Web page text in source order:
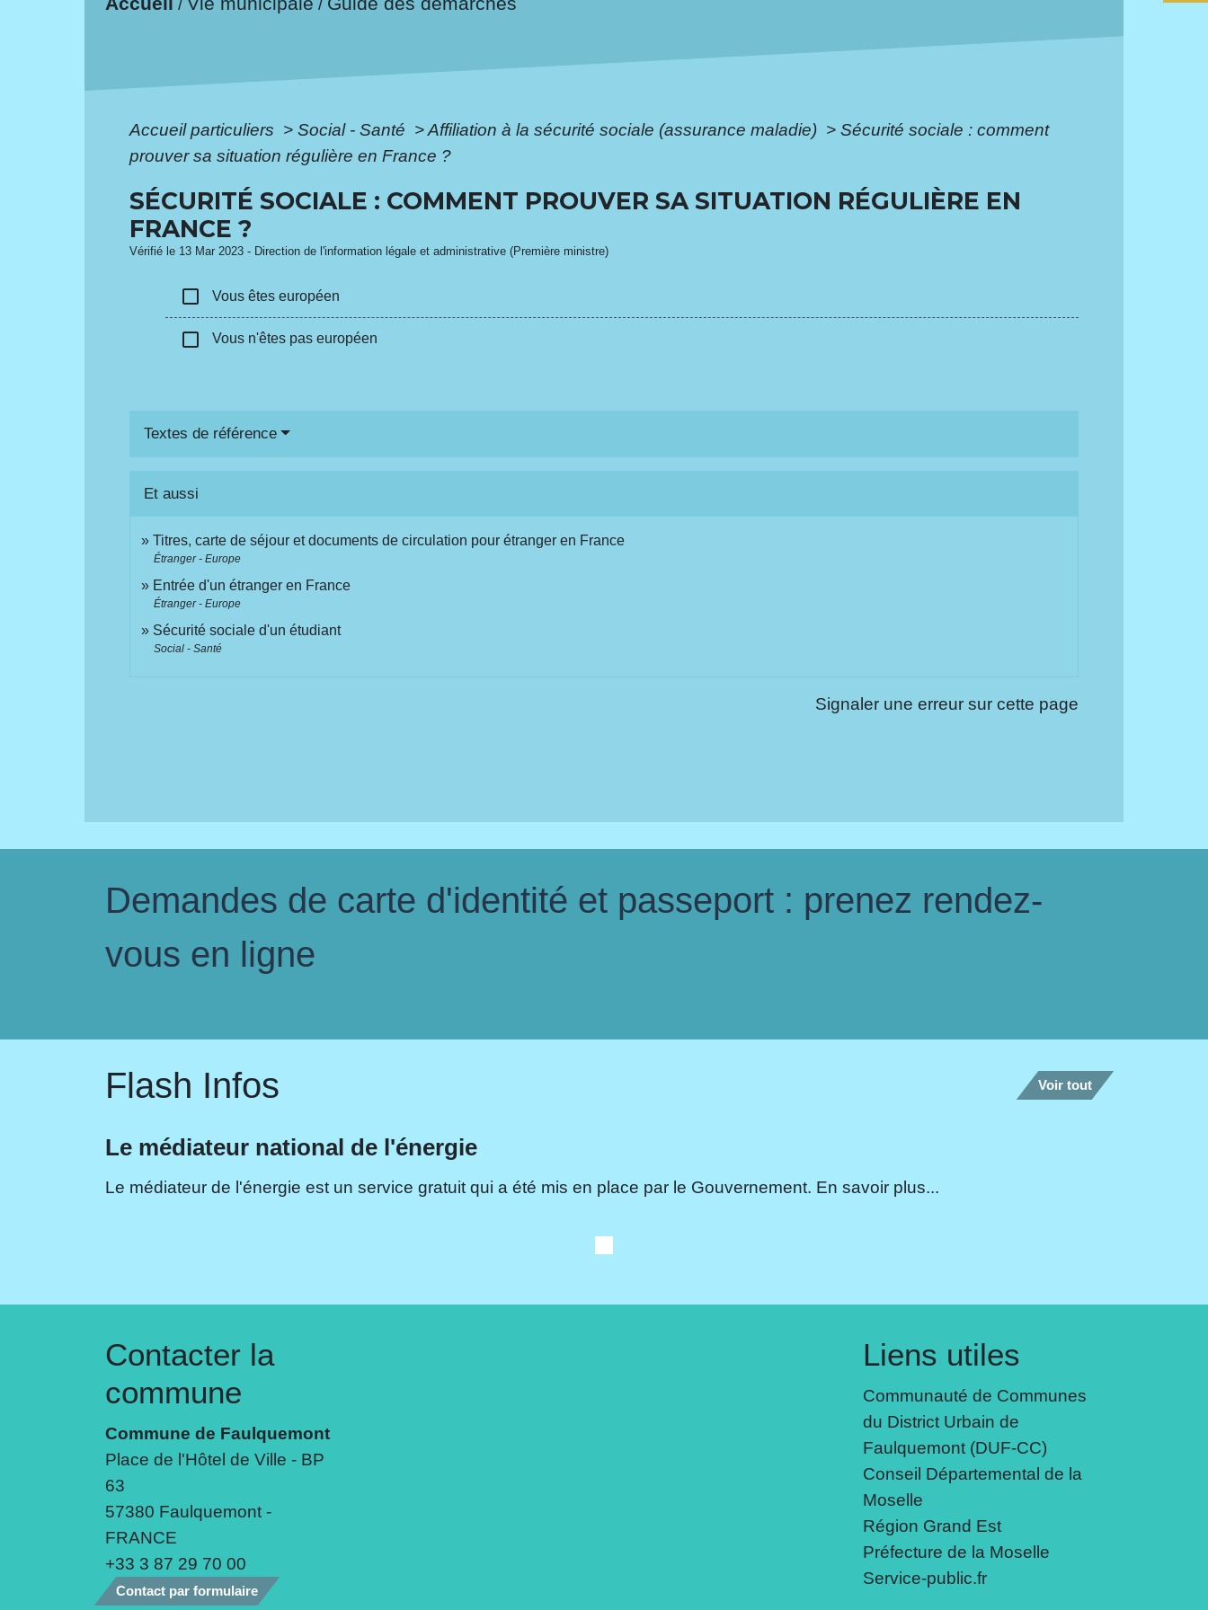
/ /
Accueil particuliers > Social - Santé >Affiliation à la sécurité sociale (assurance maladie) > Sécurité sociale : comment
prouver sa situation régulière en France ?
SÉCURITÉ SOCIALE : COMMENT PROUVER SA SITUATION RÉGULIÈRE EN
FRANCE ?
Vérifié le 13 Mar 2023 - Direction de l'information légale et administrative (Première ministre)
check_box_outline_blank Vous êtes européen
check_box_outline_blank Vous n'êtes pas européen
Textes de référence
Et aussi
Titres, carte de séjour et documents de circulation pour étranger en France
Étranger - Europe
Entrée d'un étranger en France
Étranger - Europe
Sécurité sociale d'un étudiant
Social - Santé
Signaler une erreur sur cette page
Demandes de carte d'identité et passeport : prenez rendez-
vous en ligne
Flash Infos Voir tout
Le médiateur national de l'énergie
Le médiateur de l'énergie est un service gratuit qui a été mis en place par le Gouvernement. En savoir plus...
Contacter la
commune
Commune de Faulquemont
Place de l'Hôtel de Ville - BP
63
57380 Faulquemont -
FRANCE
+33 3 87 29 70 00
Contact par formulaire
Liens utiles
Communauté de Communes
du District Urbain de
Faulquemont (DUF-CC)
Conseil Départemental de la
Moselle
Région Grand Est
Préfecture de la Moselle
Service-public.fr